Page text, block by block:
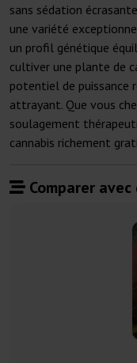
sans sédation
une variété
un profil génétique
cultiver une plante de
potentiel de puissance
attrayant. Que vous
soulagement
cannabis richement
Comparer